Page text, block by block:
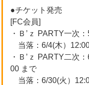
●チケット発売
[FC会員]
・Ｂ’ｚ PARTY一次
当落：6/4(木）
・Ｂ’ｚ PARTY二次
00 まで
当落：6/30(火）